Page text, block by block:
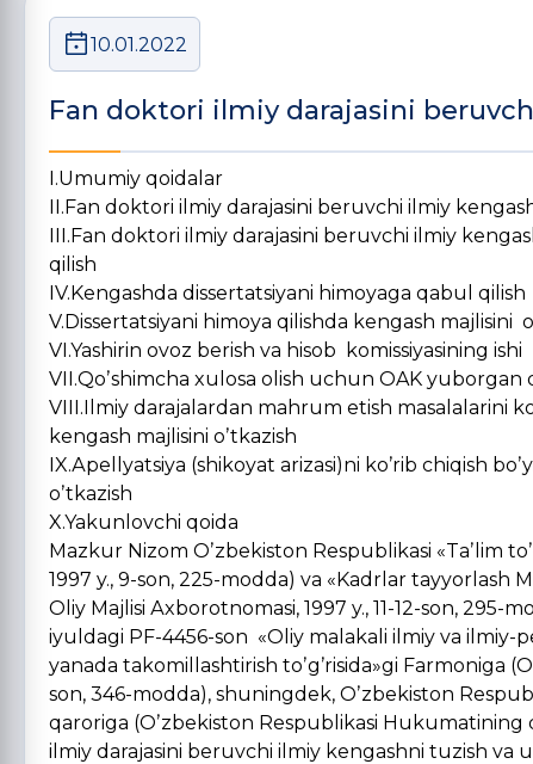
10.01.2022
Fan doktori ilmiy darajasini
I.Umumiy qoidalar
II.Fan doktori ilmiy darajasini beruvchi ilmiy
III.Fan doktori ilmiy darajasini beruvchi ilmiy
qilish
IV.Kengashda dissertatsiyani himoyaga qabul qilish
V.Dissertatsiyani himoya qilishda kengash majlisini
VI.Yashirin ovoz berish va hisob komissiyasining ishi
VII.Qoʼshimcha xulosa olish uchun OAK
VIII.Ilmiy darajalardan mahrum etish masalalarini
kengash majlisini oʼtkazish
IX.Аpellyatsiya (shikoyat arizasi)ni koʼrib chiqish
oʼtkazish
X.Yakunlovchi qoida
Mazkur Nizom Oʼzbekiston Respublikasi «Taʼlim
1997 y., 9-son, 225-modda) va «Kadrlar tayyorlash
Oliy Majlisi Аxborotnomasi, 1997 y., 11-12-son,
iyuldagi PF-4456-son «Oliy malakali ilmiy va ilmiy-
yanada takomillashtirish toʼgʼrisida»gi
son, 346-modda), shuningdek, Oʼzbekiston
qaroriga (Oʼzbekiston Respublikasi Hukumatining
ilmiy darajasini beruvchi ilmiy kengashni tuzish va